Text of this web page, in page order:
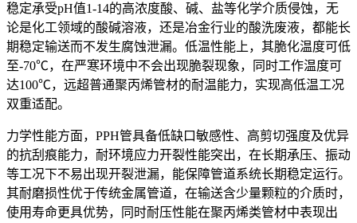
稳定承受pH值1-14的高浓度酸、碱、盐等化学介质侵蚀，无
论是化工领域的酸碱溶液，还是冶金行业的酸洗废液，都能长
期稳定输送而不发生腐蚀泄漏。低温性能上，其脆化温度可低
至-70℃，在严寒环境中不会出现脆裂现象，同时工作温度可
达100℃，远超普通聚丙烯管材的耐温能力，实现高低温工况
双重适配。
力学性能方面，PPH管具备低缺口敏感性、高剪切强度及优异
的抗刮痕能力，耐环境应力开裂性能突出，在长期承压、振动
等工况下不易出现开裂泄漏，能保障管道系统长期稳定运行。
其耐磨损性优于传统金属管道，在输送含少量颗粒的介质时，
使用寿命更具优势，同时耐压性能在聚丙烯类管材中表现出